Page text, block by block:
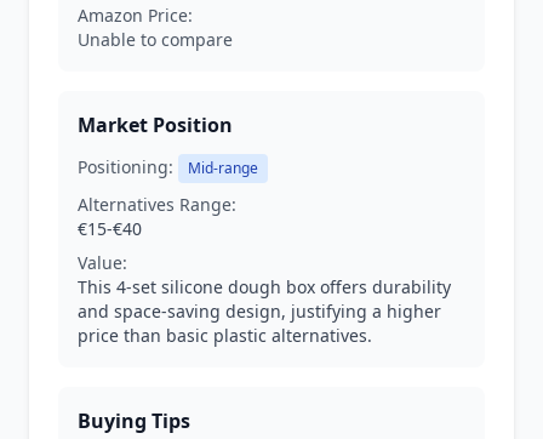
Amazon Price:
Unable to compare
Market Position
Positioning: Mid-range
Alternatives Range:
€15-€40
Value:
This 4-set silicone dough box offers durability
and space-saving design, justifying a higher
price than basic plastic alternatives.
Buying Tips